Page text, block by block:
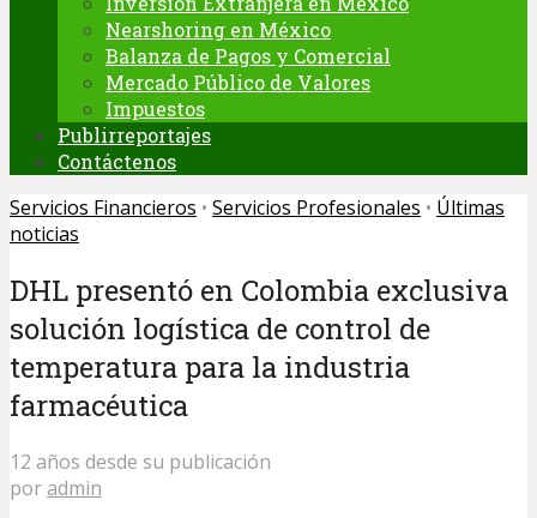
Nearshoring en México
Balanza de Pagos y Comercial
Mercado Público de Valores
Impuestos
Publirreportajes
Contáctenos
Servicios Financieros • Servicios Profesionales • Últimas
noticias
DHL presentó en Colombia exclusiva
solución logística de control de
temperatura para la industria
farmacéutica
12 años desde su publicación
poradmin